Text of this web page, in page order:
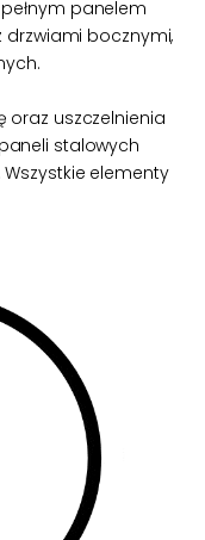
panelem
drzwiami bocznymi,
oraz uszczelnienia
stalowych
elementy